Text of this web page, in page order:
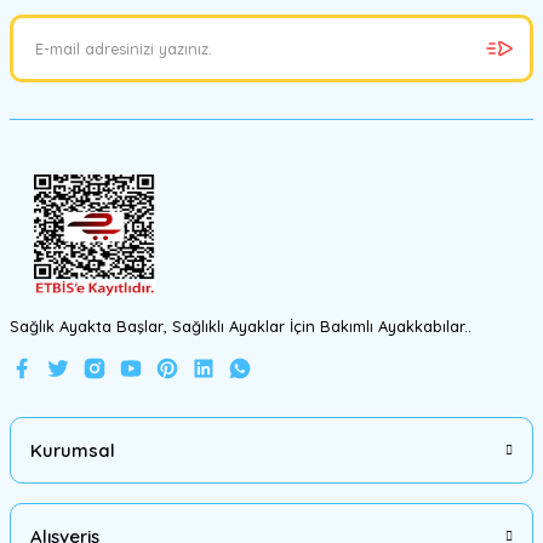
Ürün bilgilerinde hatalar bulunuyor.
Sağlık Ayakta Başlar, Sağlıklı Ayaklar İçin Bakımlı Ayakkabılar..
Kurumsal
Alışveriş